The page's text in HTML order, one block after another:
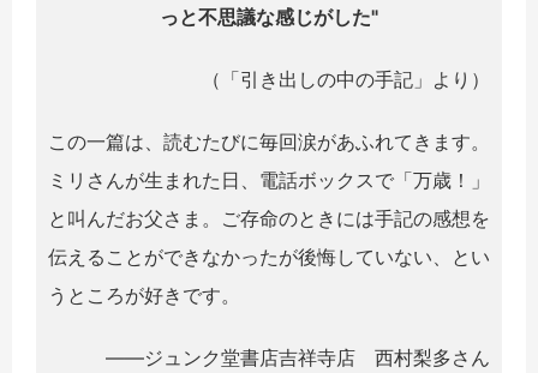
っと不思議な感じがした"
（「引き出しの中の手記」より）
この一篇は、読むたびに毎回涙があふれてきます。
ミリさんが生まれた日、電話ボックスで「万歳！」
と叫んだお父さま。ご存命のときには手記の感想を
伝えることができなかったが後悔していない、とい
うところが好きです。
――ジュンク堂書店吉祥寺店 西村梨多さん